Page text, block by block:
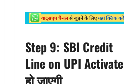
Step 9: SBI Credit
Line on UPI Activate
हो जाएगी